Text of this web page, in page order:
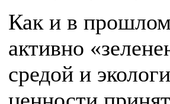
Как и в
активно
средой и